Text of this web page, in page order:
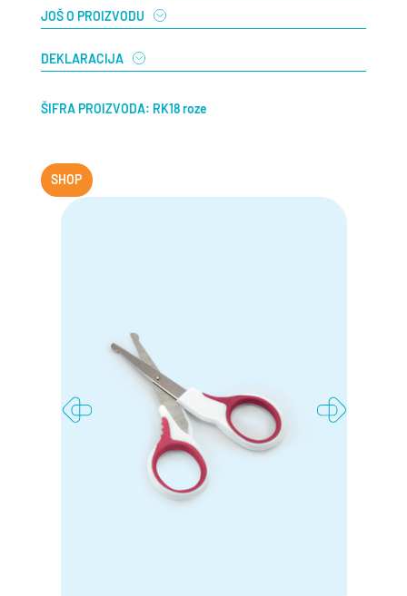
JOŠ O PROIZVODU
DEKLARACIJA
ŠIFRA PROIZVODA: RK18 roze
SHOP